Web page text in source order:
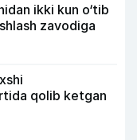
ikki kun o‘tib
zavodiga
qolib ketgan